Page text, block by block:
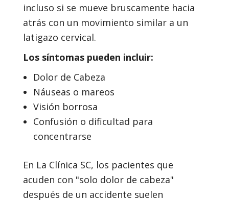
incluso si se mueve bruscamente hacia
atrás con un movimiento similar a un
latigazo cervical.
Los síntomas pueden incluir:
Dolor de Cabeza
Náuseas o mareos
Visión borrosa
Confusión o dificultad para
concentrarse
En La Clínica SC, los pacientes que
acuden con "solo dolor de cabeza"
después de un accidente suelen